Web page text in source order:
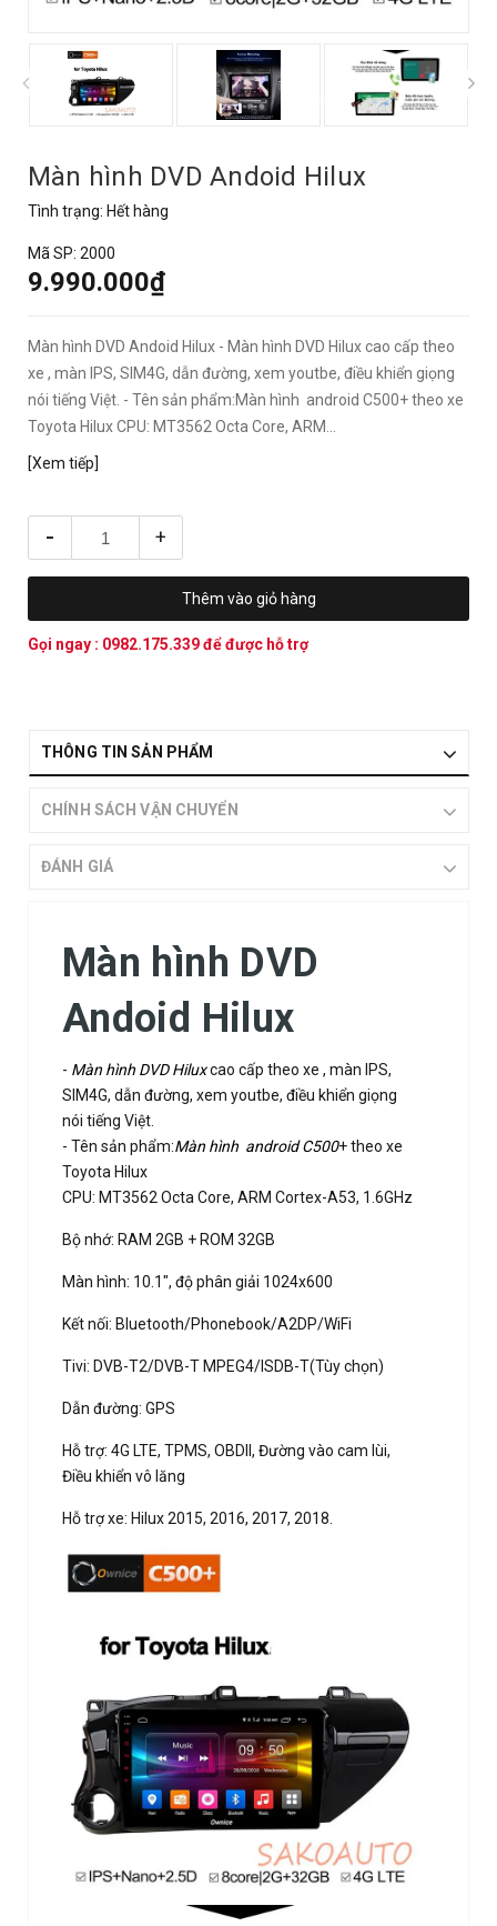
Màn hình DVD Andoid Hilux
Tình trạng: Hết hàng
Mã SP: 2000
9.990.000₫
Màn hình DVD Andoid Hilux - Màn hình DVD Hilux cao cấp theo
xe , màn IPS, SIM4G, dẫn đường, xem youtbe, điều khiển giọng
nói tiếng Việt. - Tên sản phẩm:Màn hình android C500+ theo xe
Toyota Hilux CPU: MT3562 Octa Core, ARM...
[Xem tiếp]
- +
Thêm vào giỏ hàng
Gọi ngay : 0982.175.339để được hỗ trợ
THÔNG TIN SẢN PHẨM
CHÍNH SÁCH VẬN CHUYỂN
ĐÁNH GIÁ
Màn hình DVD
Andoid Hilux
- Màn hình DVD Hiluxcao cấp theo xe , màn IPS,
SIM4G, dẫn đường, xem youtbe, điều khiển giọng
nói tiếng Việt.
- Tên sản phẩm:Màn hình android C500+ theo xe
Toyota Hilux
CPU: MT3562 Octa Core, ARM Cortex-A53, 1.6GHz
Bộ nhớ: RAM 2GB + ROM 32GB
Màn hình: 10.1", độ phân giải 1024x600
Kết nối: Bluetooth/Phonebook/A2DP/WiFi
Tivi: DVB-T2/DVB-T MPEG4/ISDB-T(Tùy chọn)
Dẫn đường: GPS
Hỗ trợ: 4G LTE, TPMS, OBDII, Đường vào cam lùi,
Điều khiển vô lăng
Hỗ trợ xe: Hilux 2015, 2016, 2017, 2018.